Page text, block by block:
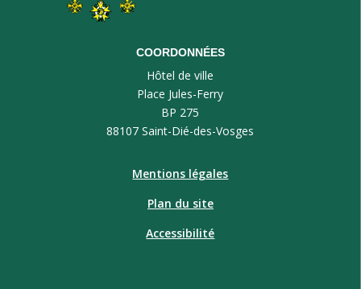
COORDONNÉES
Hôtel de ville
Place Jules-Ferry
BP 275
88107 Saint-Dié-des-Vosges
Mentions légales
Plan du site
Accessibilité